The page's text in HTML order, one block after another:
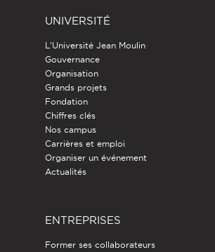
UNIVERSITÉ
L'Université Jean Moulin
Gouvernance
Organisation
Grands projets
Fondation
Chiffres clés
Nos campus
Carrières et emploi
Organiser un événement
Actualités
ENTREPRISES
Former ses collaborateurs